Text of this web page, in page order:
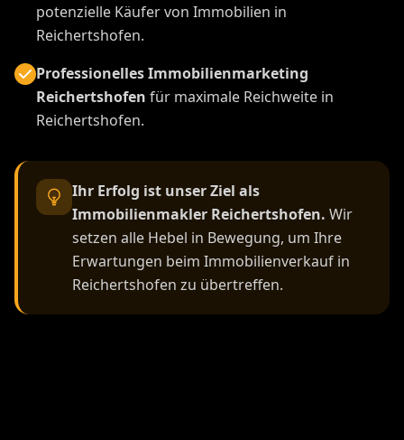
potenzielle Käufer von Immobilien in
Reichertshofen.
Professionelles Immobilienmarketing
Reichertshofen für maximale Reichweite in
Reichertshofen.
Ihr Erfolg ist unser Ziel als
Immobilienmakler Reichertshofen. Wir
setzen alle Hebel in Bewegung, um Ihre
Erwartungen beim Immobilienverkauf in
Reichertshofen zu übertreffen.